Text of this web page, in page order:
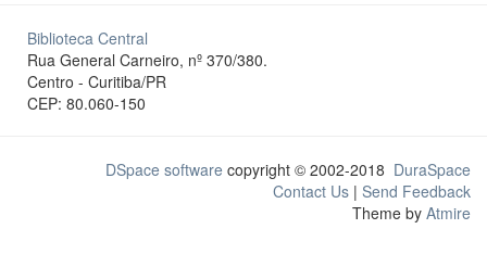
Biblioteca Central
Rua General Carneiro, nº 370/380.
Centro - Curitiba/PR
CEP: 80.060-150
DSpace software copyright © 2002-2018 DuraSpace
Contact Us | Send Feedback
Theme by Atmire